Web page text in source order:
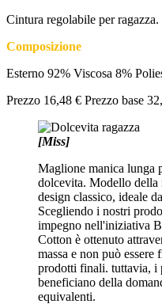
Cintura regolabile per ragazza.
Composizione
Esterno 92% Viscosa 8%
Prezzo 16,48 € Prezzo base
[Miss]
Maglione manica lunga
dolcevita. Modello della
design classico, ideale
Scegliendo i nostri
impegno nell'iniziativa
Cotton è ottenuto
massa e non può
prodotti finali. tuttavia, i
beneficiano della
equivalenti.